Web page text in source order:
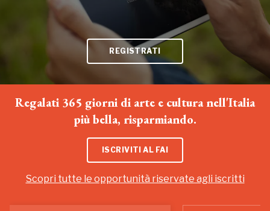
REGISTRATI
Regalati 365 giorni di arte e cultura nell'Italia
più bella, risparmiando.
ISCRIVITI AL FAI
Scopri tutte le opportunità riservate agli iscritti